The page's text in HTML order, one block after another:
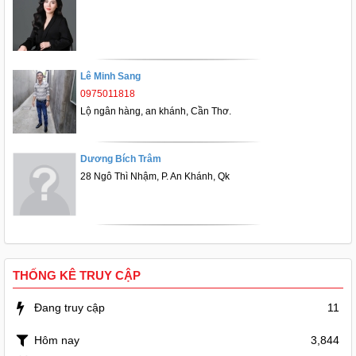
Lê Minh Sang
0975011818
Lộ ngân hàng, an khánh, Cần Thơ.
Dương Bích Trâm
28 Ngô Thì Nhậm, P. An Khánh, Qk
THỐNG KÊ TRUY CẬP
Đang truy cập 11
Hôm nay
3,844